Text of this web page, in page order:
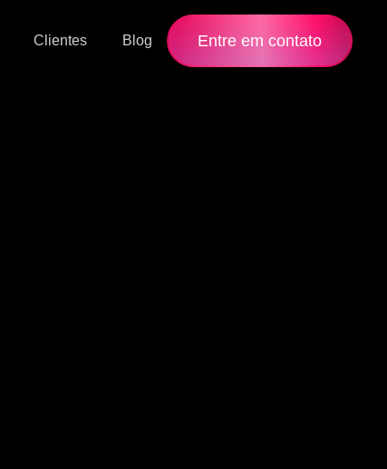
Clientes Blog Entre em contato